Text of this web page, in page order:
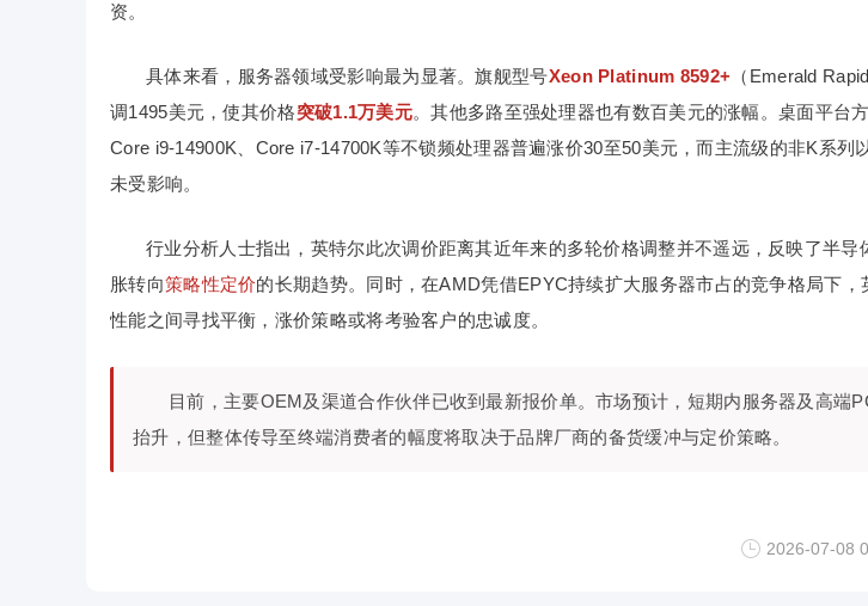
资。
具体来看，服务器领域受影响最为显著。旗舰型号Xeon Platinum 8592+ （Emerald
调1495美元，使其价格突破1.1万美元。其他多路至强处理器也有数百美元的涨幅。桌面平台
Core i9-14900K
Core i7-14700K等不锁频处理器普遍涨价30至50美元，而主流级的非K系列
未受影响。
行业分析人士指出，英特尔此次调价距离其近年来的多轮价格调整并不遥远，反映了半导
胀转向策略性定价的长期趋势。同时，在AMD凭借EPYC持续扩大服务器市占的竞争格局下，
性能之间寻找平衡，涨价策略或将考验客户的忠诚度。
目前，主要OEM及渠道合作伙伴已收到最新报价单。市场预计，短期内服务器及高端
抬升，但整体传导至终端消费者的幅度将取决于品牌厂商的备货缓冲与定价策略。
2026-07-08